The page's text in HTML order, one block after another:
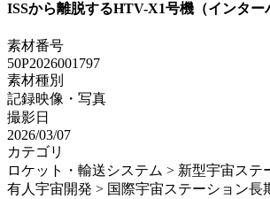
ISSから離脱するHTV-X1号機（インター
素材番号
50P2026001797
素材種別
記録映像・写真
撮影日
2026/03/07
カテゴリ
ロケット・輸送システム > 新型宇宙ス
有人宇宙開発 > 国際宇宙ステーション長